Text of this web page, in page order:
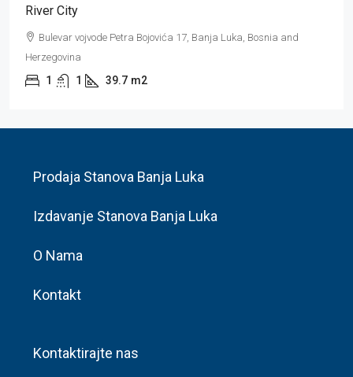
River City
Bulevar vojvode Petra Bojovića 17, Banja Luka, Bosnia and
Herzegovina
1 1 39.7 m2
Prodaja Stanova Banja Luka
Izdavanje Stanova Banja Luka
O Nama
Kontakt
Kontaktirajte nas